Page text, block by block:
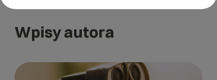
Wpisy autora